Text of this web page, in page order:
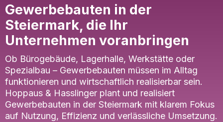
Gewerbebauten in der
Steiermark, die Ihr
Unternehmen voranbringen
Ob Bürogebäude, Lagerhalle, Werkstätte oder
Spezialbau – Gewerbebauten müssen im Alltag
funktionieren und wirtschaftlich realisierbar sein.
Hoppaus & Hasslinger plant und realisiert
Gewerbebauten in der Steiermark mit klarem Fokus
auf Nutzung, Effizienz und verlässliche Umsetzung.